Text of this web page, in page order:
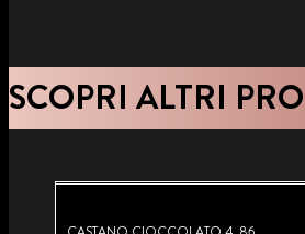
SCOPRI ALTRI